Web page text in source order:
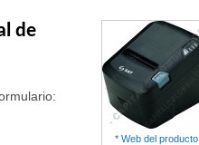
* Web del producto
de